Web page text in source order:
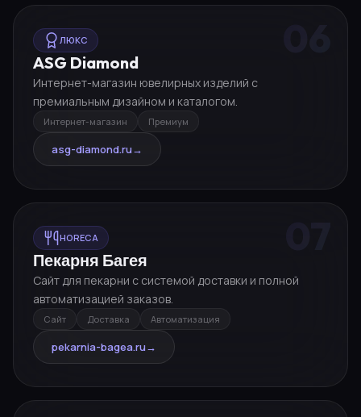
ЛЮКС
ASG Diamond
Интернет-магазин ювелирных изделий с
премиальным дизайном и каталогом.
Интернет-магазин Премиум
asg-diamond.ru→
HORECA
Пекарня Багея
Сайт для пекарни с системой доставки и полной
автоматизацией заказов.
Сайт Доставка Автоматизация
pekarnia-bagea.ru→